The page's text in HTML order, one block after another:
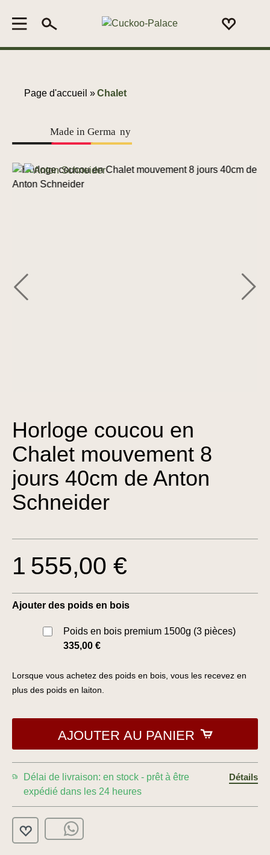
Page d'accueil »Chalet
Made in Germa ny
Horloge coucou en
Chalet mouvement 8
jours 40cm de Anton
Schneider
1 555,00 €
Ajouter des poids en bois
Poids en bois premium 1500g (3 pièces)
335,00 €
Lorsque vous achetez des poids en bois, vous les recevez en
plus des poids en laiton.
AJOUTER AU PANIER
Délai de livraison: en stock - prêt à être
expédié dans les 24 heures
Détails